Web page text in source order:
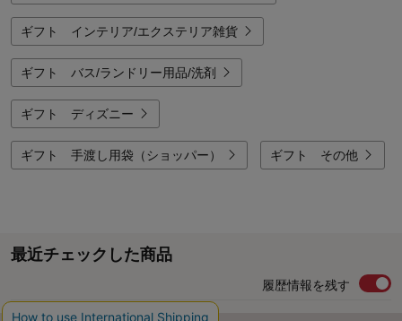
ギフト インテリア/エクステリア雑貨
ギフト バス/ランドリー用品/洗剤
ギフト ディズニー
ギフト 手渡し用袋（ショッパー） ギフト その他
最近チェックした商品
履歴情報を残す